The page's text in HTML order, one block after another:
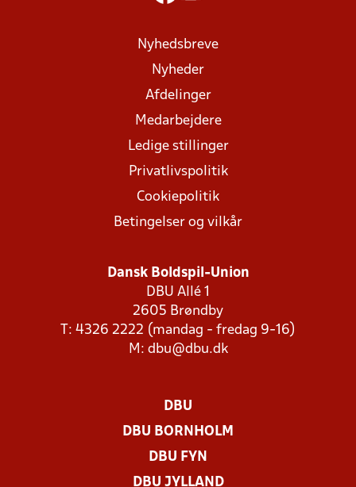
Nyhedsbreve
Nyheder
Afdelinger
Medarbejdere
Ledige stillinger
Privatlivspolitik
Cookiepolitik
Betingelser og vilkår
Dansk Boldspil-Union
DBU Allé 1
2605 Brøndby
T: 4326 2222 (mandag - fredag 9-16)
M: dbu@dbu.dk
DBU
DBU BORNHOLM
DBU FYN
DBU JYLLAND